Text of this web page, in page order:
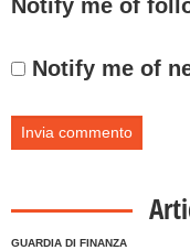
Notify me of
Notify me of
GUARDIA DI FINANZA